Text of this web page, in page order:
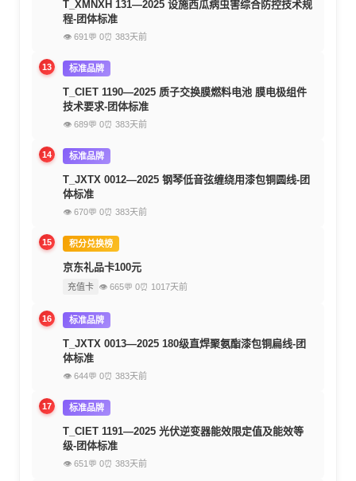
T_XMNXH 131—2025 设施西瓜病虫害综合防控技术规
程-团体标准
👁 691 💬 0⏰ 383天前
13 标准品牌
T_CIET 1190—2025 质子交换膜燃料电池 膜电极组件
技术要求-团体标准
👁 689💬 0⏰ 383天前
14 标准品牌
T_JXTX 0012—2025 钢琴低音弦缠绕用漆包铜圆线-团
体标准
👁 670💬 0⏰ 383天前
15 积分兑换榜
京东礼品卡100元
充值卡 👁 665💬 0⏰ 1017天前
16 标准品牌
T_JXTX 0013—2025 180级直焊聚氨酯漆包铜扁线-团
体标准
👁 644💬 0⏰ 383天前
17 标准品牌
T_CIET 1191—2025 光伏逆变器能效限定值及能效等
级-团体标准
👁 651 💬 0⏰ 383天前